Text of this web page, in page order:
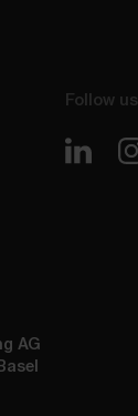
Follow us
AG